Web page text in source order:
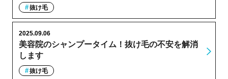
抜け毛
美容院のシャンプータイム！抜け毛の不安を解消
します
2025.09.06
抜け毛